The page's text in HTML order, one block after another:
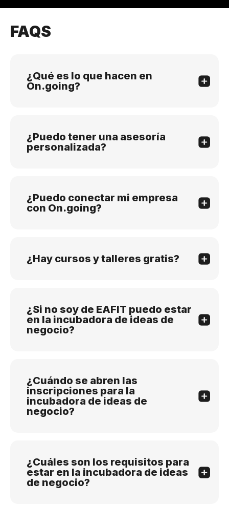
FAQS
¿Qué es lo que hacen en
On.going?
¿Puedo tener una asesoría
personalizada?
¿Puedo conectar mi empresa
con On.going?
¿Hay cursos y talleres gratis?
¿Si no soy de EAFIT puedo estar
en la incubadora de ideas de
negocio?
¿Cuándo se abren las
inscripciones para la
incubadora de ideas de
negocio?
¿Cuáles son los requisitos para
estar en la incubadora de ideas
de negocio?